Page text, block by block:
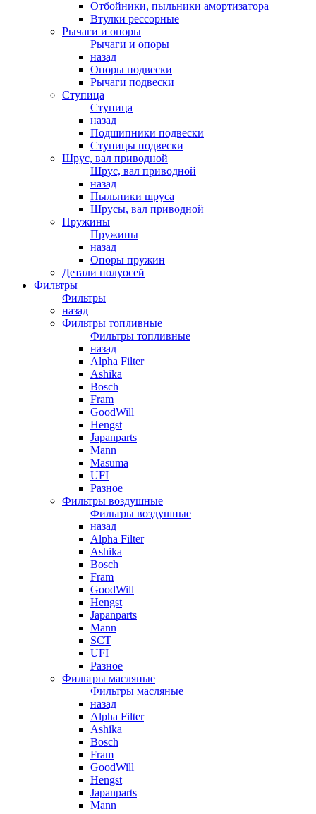
Отбойники, пыльники амортизатора
Втулки рессорные
Рычаги и опоры
Рычаги и опоры
назад
Опоры подвески
Рычаги подвески
Ступица
Ступица
назад
Подшипники подвески
Ступицы подвески
Шрус, вал приводной
Шрус, вал приводной
назад
Пыльники шруса
Шрусы, вал приводной
Пружины
Пружины
назад
Опоры пружин
Детали полуосей
Фильтры
Фильтры
назад
Фильтры топливные
Фильтры топливные
назад
Alpha Filter
Ashika
Bosch
Fram
GoodWill
Hengst
Japanparts
Mann
Masuma
UFI
Разное
Фильтры воздушные
Фильтры воздушные
назад
Alpha Filter
Ashika
Bosch
Fram
GoodWill
Hengst
Japanparts
Mann
SCT
UFI
Разное
Фильтры масляные
Фильтры масляные
назад
Alpha Filter
Ashika
Bosch
Fram
GoodWill
Hengst
Japanparts
Mann